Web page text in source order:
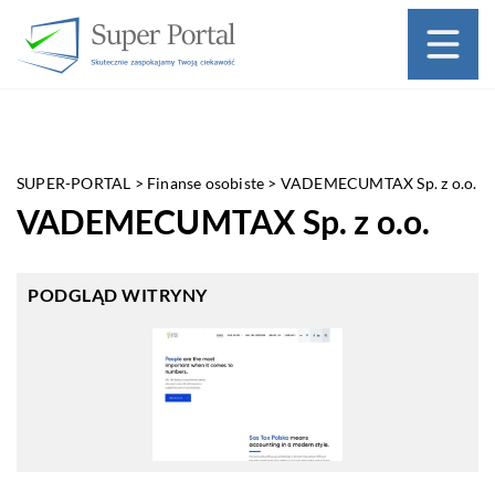
SUPER-PORTAL > Finanse osobiste > VADEMECUMTAX Sp. z o.o.
VADEMECUMTAX Sp. z o.o.
PODGLĄD WITRYNY